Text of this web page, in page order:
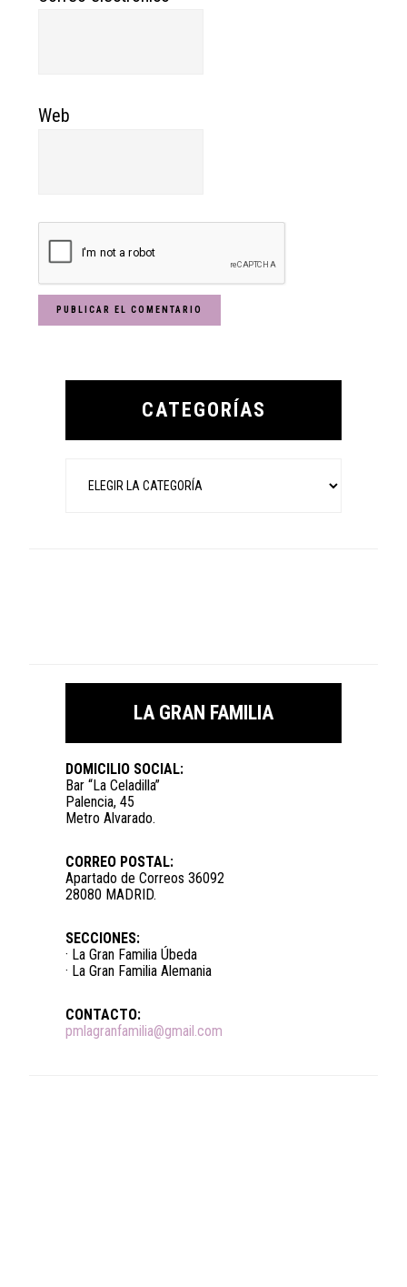
Web
Primary
CATEGORÍAS
LA GRAN FAMILIA
DOMICILIO SOCIAL:
Bar “La Celadilla”
Palencia, 45
Metro Alvarado.
CORREO POSTAL:
Apartado de Correos 36092
28080 MADRID.
SECCIONES:
· La Gran Familia Úbeda
· La Gran Familia Alemania
CONTACTO:
pmlagranfamilia@gmail.com